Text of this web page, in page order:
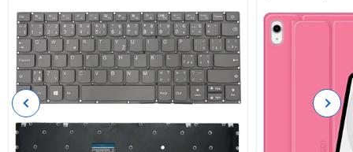
Previous Next